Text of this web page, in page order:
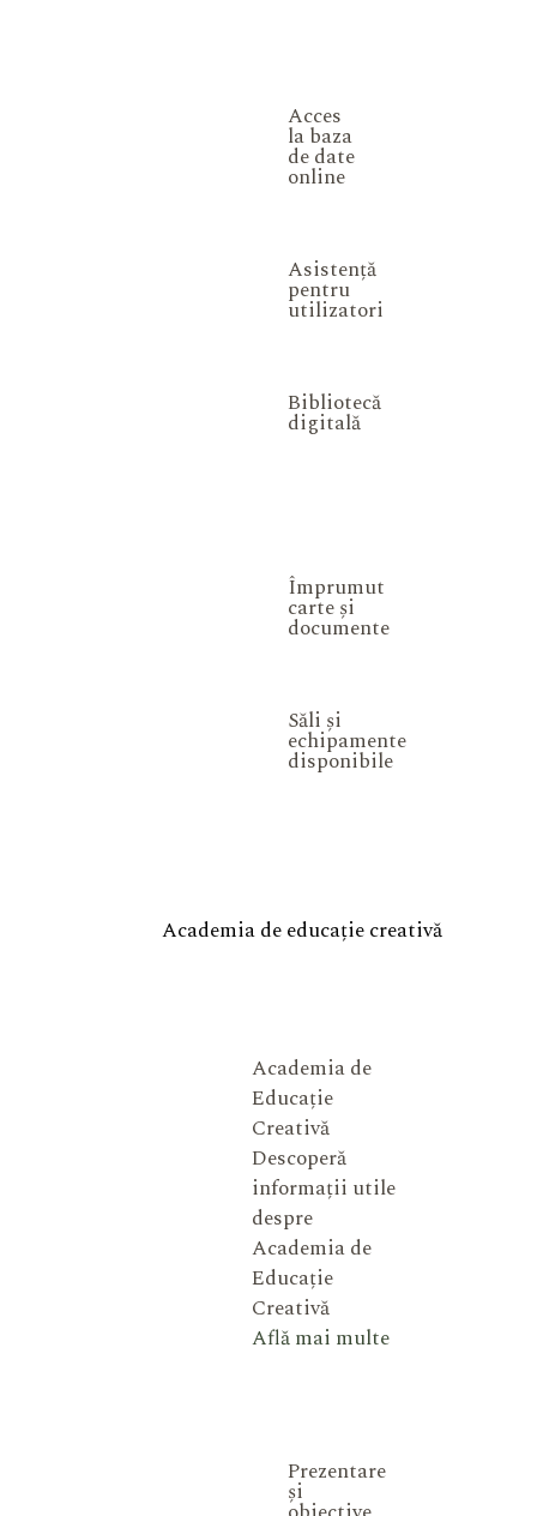
Acces
la baza
de date
online
Asistență
pentru
utilizatori
Bibliotecă
digitală
Împrumut
carte și
documente
Săli și
echipamente
disponibile
Academia de educație creativă
Academia de
Educație
Creativă
Descoperă
informații utile
despre
Academia de
Educație
Creativă
Află mai multe
Prezentare
și